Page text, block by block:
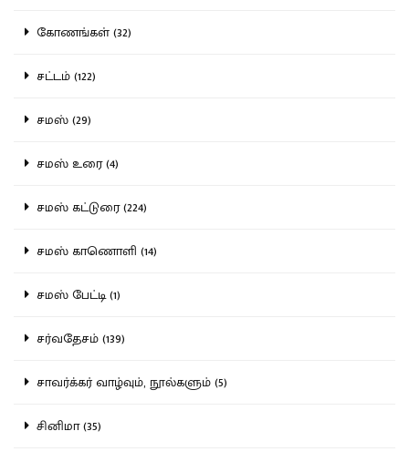
கோணங்கள் (32)
சட்டம் (122)
சமஸ் (29)
சமஸ் உரை (4)
சமஸ் கட்டுரை (224)
சமஸ் காணொளி (14)
சமஸ் பேட்டி (1)
சர்வதேசம் (139)
சாவர்க்கர் வாழ்வும், நூல்களும் (5)
சினிமா (35)